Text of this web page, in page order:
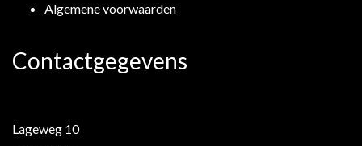
Algemene voorwaarden
Contactgegevens
Lageweg 10